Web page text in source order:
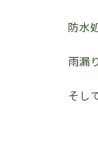
防水
雨漏
そし